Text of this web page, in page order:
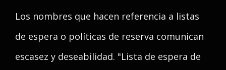
Los nombres que hacen referencia a listas
de espera o políticas de reserva comunican
escasez y deseabilidad. "Lista de espera de